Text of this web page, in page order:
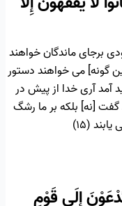
برجاى‏ ماندگان خواهند
گونه] مى‏ خواهند دستور
آمد آرى خدا از پيش در
[نه] بلكه بر ما رشگ
(۱۵)
إِلَى قَوْمٍ